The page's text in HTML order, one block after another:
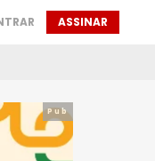
ASSINAR
Pub